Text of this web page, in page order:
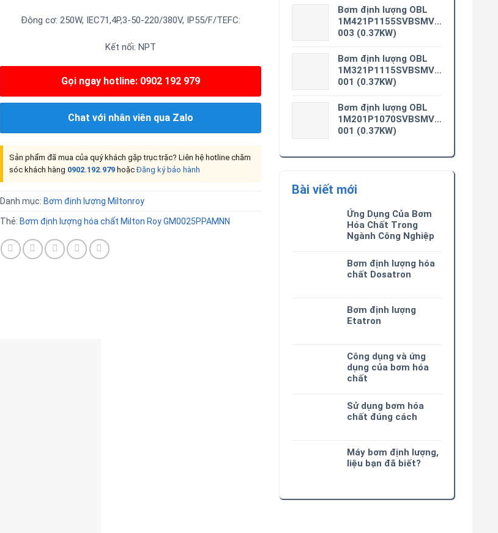
Bơm định lượng OBL
1M421P1155SVBSMV0M3-
003 (0.37KW)
Bơm định lượng OBL
1M321P1115SVBSMV0M3-
001 (0.37KW)
Bơm định lượng OBL
1M201P1070SVBSMV0M3-
001 (0.37KW)
Bài viết mới
Ứng Dụng Của Bơm
Hóa Chất Trong
Ngành Công Nghiệp
Bơm định lượng hóa
chất Dosatron
Bơm định lượng
Etatron
Công dụng và ứng
dụng của bơm hóa
chất
Sử dụng bơm hóa
chất đúng cách
Máy bơm định lượng,
liệu bạn đã biết?
Động cơ: 250W, IEC71,4P,3-50-220/380V, IP55/F/TEFC:
Kết nối: NPT
Gọi ngay hotline: 0902 192 979
Chat với nhân viên qua Zalo
Sản phẩm đã mua của quý khách gặp trục trặc? Liên hệ hotline chăm
sóc khách hàng 0902.192.979hoặcĐăng ký bảo hành
Danh mục: Bơm định lượng Miltonroy
Thẻ: Bơm định lượng hóa chất Milton Roy GM0025PPAMNN